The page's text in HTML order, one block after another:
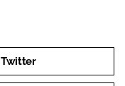
Twitter